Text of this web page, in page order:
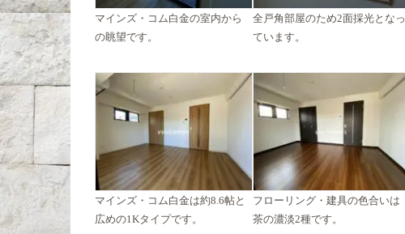
マインズ・コム白金の室内から
の眺望です。
全戸角部屋のため2面採光となっ
ています。
マインズ・コム白金は約8.6帖と
広めの1Kタイプです。
フローリング・建具の色合いは
茶の濃淡2種です。